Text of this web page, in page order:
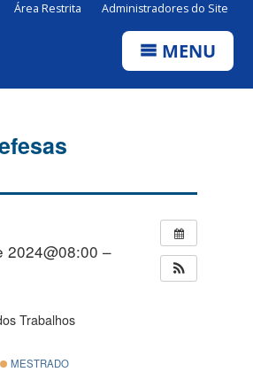
Área Restrita Administradores do Site
MENU
2024@08:00 –
Trabalhos
MESTRADO